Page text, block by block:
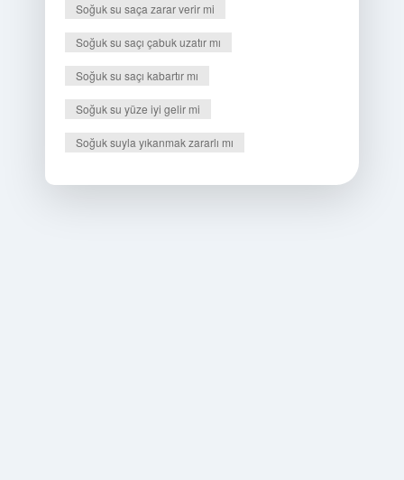
Soğuk su saça zarar verir mi
Soğuk su saçı çabuk uzatır mı
Soğuk su saçı kabartır mı
Soğuk su yüze iyi gelir mi
Soğuk suyla yıkanmak zararlı mı